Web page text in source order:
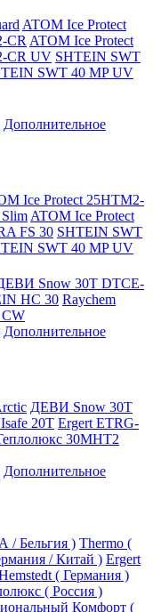
ATOM Ice Protect
CR ATOM Ice Protect
CR UV SHTEIN SWT
SWT 40 MP UV
Дополнительное
Ice Protect 25HTM2-
ATOM Ice Protect
FS 30 SHTEIN SWT
SWT 40 MP UV
Snow 30T DTCE-
HC 30 Raychem
CW
Дополнительное
ДЕВИ Snow 30T
20T Ergert ETRG-
30МНТ2
Дополнительное
/ Бельгия ) Thermo (
/ Китай ) Ergert
( Германия )
( Россия )
Комфорт (